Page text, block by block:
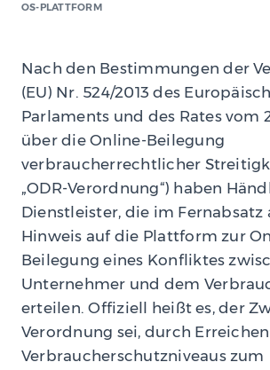
OS-PLATTFORM
Nach den Bestimmungen der
(EU) Nr. 524/2013 des
Parlaments und des Rates vom
über die Online-Beilegung
verbraucherrechtlicher
„ODR-Verordnung“) haben
Dienstleister, die im Fernabsatz
Hinweis auf die Plattform zur
Beilegung eines Konfliktes
Unternehmer und dem
erteilen. Offiziell heißt es, der
Verordnung sei, durch
Verbraucherschutzniveaus zum